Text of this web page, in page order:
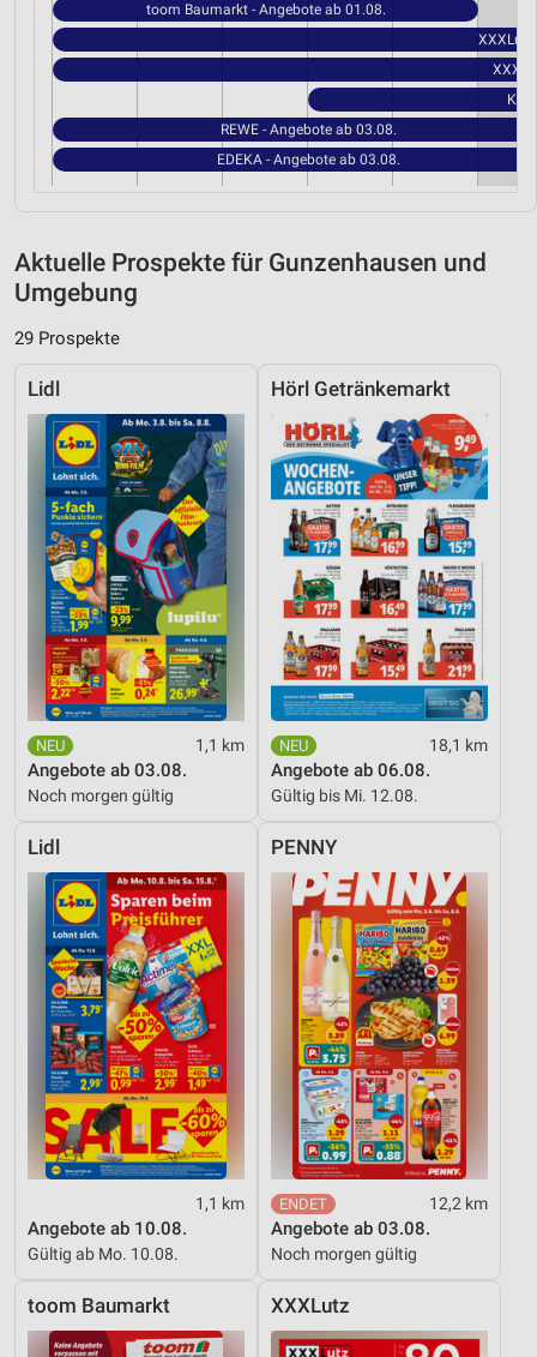
toom Baumarkt - Angebote ab 01.08.
XXXLutz
REWE - Angebote ab 03.08.
EDEKA - Angebote ab 03.08.
Aktuelle Prospekte für Gunzenhausen und
Umgebung
29 Prospekte
Lidl
1,1 km
Angebote ab 03.08.
Noch morgen gültig
Hörl Getränkemarkt
18,1 km
Angebote ab 06.08.
Gültig bis Mi. 12.08.
Lidl
1,1 km
Angebote ab 10.08.
Gültig ab Mo. 10.08.
PENNY
12,2 km
Angebote ab 03.08.
Noch morgen gültig
toom Baumarkt XXXLutz